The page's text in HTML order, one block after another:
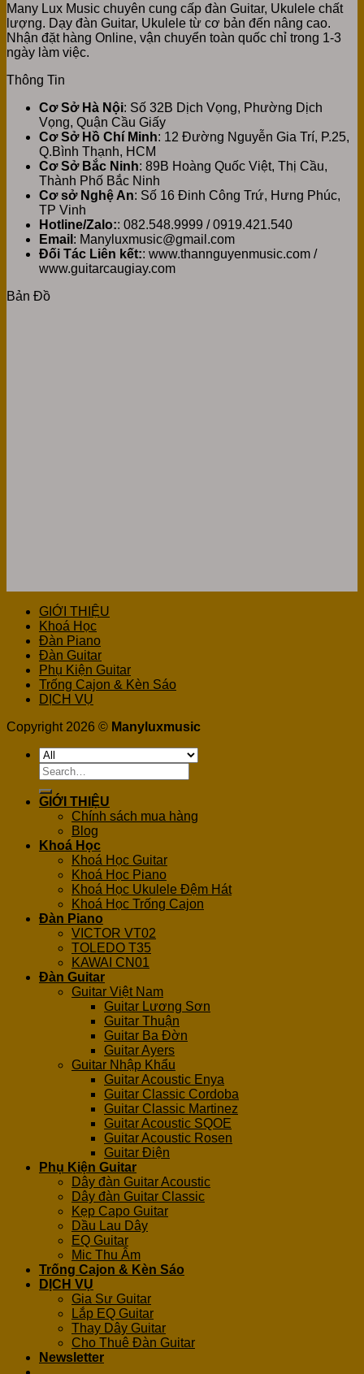
Many Lux Music chuyên cung cấp đàn Guitar, Ukulele chất
lượng. Dạy đàn Guitar, Ukulele từ cơ bản đến nâng cao.
Nhận đặt hàng Online, vận chuyển toàn quốc chỉ trong 1-3
ngày làm việc.
Thông Tin
Cơ Sở Hà Nội: Số 32B Dịch Vọng, Phường Dịch
Vọng, Quận Cầu Giấy
Cơ Sở Hồ Chí Minh: 12 Đường Nguyễn Gia Trí, P.25,
Q.Bình Thạnh, HCM
Cơ Sở Bắc Ninh: 89B Hoàng Quốc Việt, Thị Cầu,
Thành Phố Bắc Ninh
Cơ sở Nghệ An: Số 16 Đinh Công Trứ, Hưng Phúc,
TP Vinh
Hotline/Zalo:: 082.548.9999 / 0919.421.540
Email : Manyluxmusic@gmail.com
Đối Tác Liên kết:: www.thannguyenmusic.com /
www.guitarcaugiay.com
Bản Đồ
GIỚI THIỆU
Khoá Học
Đàn Piano
Đàn Guitar
Phụ Kiện Guitar
Trống Cajon & Kèn Sáo
DỊCH VỤ
Copyright 2026 © Manyluxmusic
Search
for:
GIỚI THIỆU
Chính sách mua hàng
Blog
Khoá Học
Khoá Học Guitar
Khoá Học Piano
Khoá Học Ukulele Đệm Hát
Khoá Học Trống Cajon
Đàn Piano
VICTOR VT02
TOLEDO T35
KAWAI CN01
Đàn Guitar
Guitar Việt Nam
Guitar Lương Sơn
Guitar Thuận
Guitar Ba Đờn
Guitar Ayers
Guitar Nhập Khẩu
Guitar Acoustic Enya
Guitar Classic Cordoba
Guitar Classic Martinez
Guitar Acoustic SQOE
Guitar Acoustic Rosen
Guitar Điện
Phụ Kiện Guitar
Dây đàn Guitar Acoustic
Dây đàn Guitar Classic
Kẹp Capo Guitar
Dầu Lau Dây
EQ Guitar
Mic Thu Âm
Trống Cajon & Kèn Sáo
DỊCH VỤ
Gia Sư Guitar
Lắp EQ Guitar
Thay Dây Guitar
Cho Thuê Đàn Guitar
Newsletter